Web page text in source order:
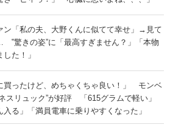
ン「私の夫、大野くんに似てて幸せ」→見て
驚きの姿”に「最高すぎません？」「本物
た！」
買ったけど、めちゃくちゃ良い！」 モンベ
スリュック”が好評 「615グラムで軽い」
入る」「満員電車に乗りやすくなった」